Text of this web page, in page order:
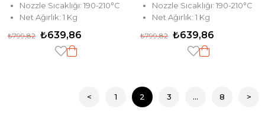
Nozzle Sıcaklığı: 190-210°C
Net Ağırlık: 1 Kg
₺639,86
₺799,82
Nozzle Sıcaklığı: 190-210°C
Net Ağırlık: 1 Kg
₺639,86
₺799,82
< 1 2 3 ... 8 >